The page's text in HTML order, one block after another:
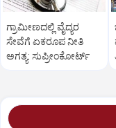
ಗ್ರಾಮೀಣದಲ್ಲಿ ವೈದ್ಯರ
ಸೇವೆಗೆ ಏಕರೂಪ ನೀತಿ
ಅಗತ್ಯ: ಸುಪ್ರೀಂಕೋರ್ಟ್‌